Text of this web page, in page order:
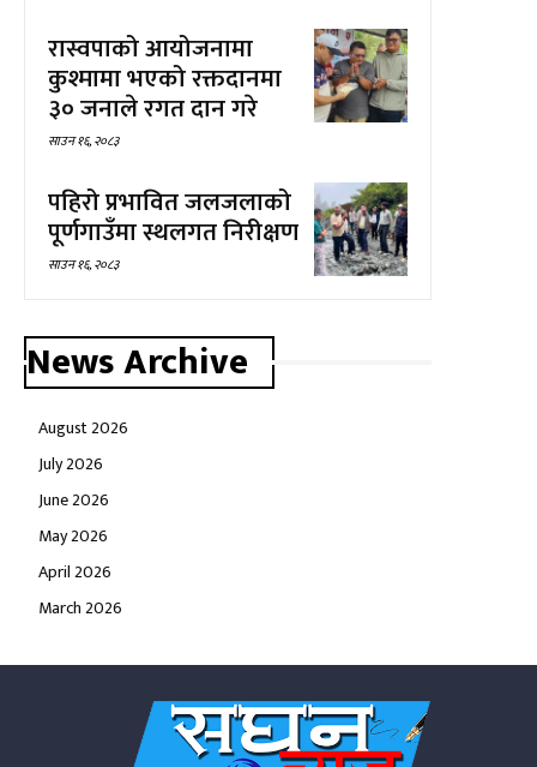
रास्वपाको आयोजनामा
कुश्मामा भएको रक्तदानमा
३० जनाले रगत दान गरे
साउन १६, २०८३
पहिरो प्रभावित जलजलाको
पूर्णगाउँमा स्थलगत निरीक्षण
साउन १६, २०८३
News Archive
August 2026
July 2026
June 2026
May 2026
April 2026
March 2026